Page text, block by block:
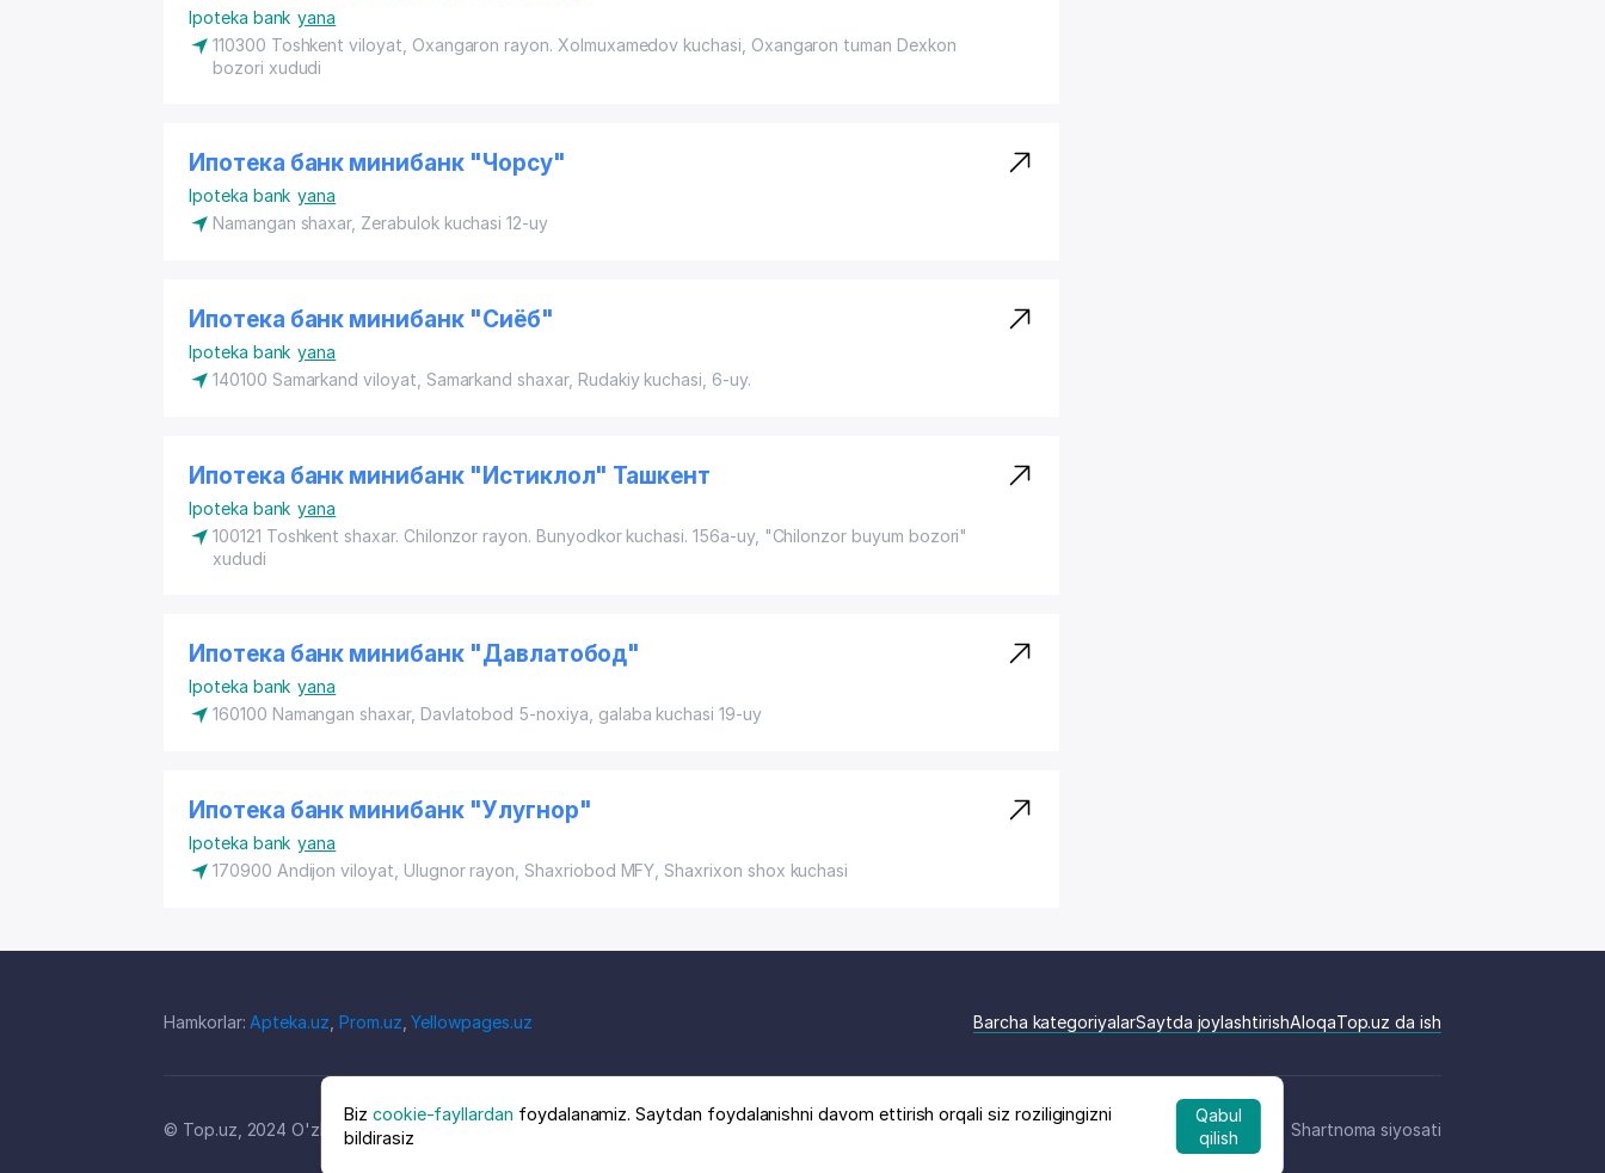
Ipoteka bank yana
110300 Toshkent viloyat, Oxangaron rayon. Xolmuxamedov kuchasi, Oxangaron tuman Dexkon
bozori xududi
Ипотека банк минибанк "Чорсу"
Ipoteka bank yana
Namangan shaxar, Zerabulok kuchasi 12-uy
Ипотека банк минибанк "Сиёб"
Ipoteka bank yana
140100 Samarkand viloyat, Samarkand shaxar, Rudakiy kuchasi, 6-uy.
Ипотека банк минибанк "Истиклол" Ташкент
Ipoteka bank yana
100121 Toshkent shaxar. Chilonzor rayon. Bunyodkor kuchasi. 156a-uy, "Chilonzor buyum bozori"
xududi
Ипотека банк минибанк "Давлатобод"
Ipoteka bank yana
160100 Namangan shaxar, Davlatobod 5-noxiya, galaba kuchasi 19-uy
Ипотека банк минибанк "Улугнор"
Ipoteka bank yana
170900 Andijon viloyat, Ulugnor rayon , Shaxriobod MFY, Shaxrixon shox kuchasi
Hamkorlar: Apteka.uz Prom.uz ,Yellowpages.uz Barcha kategoriyalarSaytda joylashtirishAloqaTop.uz da ish
© Top.uz, 2024 O'zbekiston kompaniyalari katalogi Shartnoma siyosati
Biz cookie-fayllardan foydalanamiz. Saytdan foydalanishni davom ettirish orqali siz roziligingizni
bildirasiz
Qabul
qilish